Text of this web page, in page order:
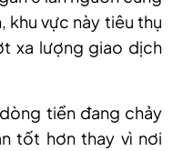
khu vực này tiêu thụ
xa lượng giao dịch
tiền đang chảy
tốt hơn thay vì nơi